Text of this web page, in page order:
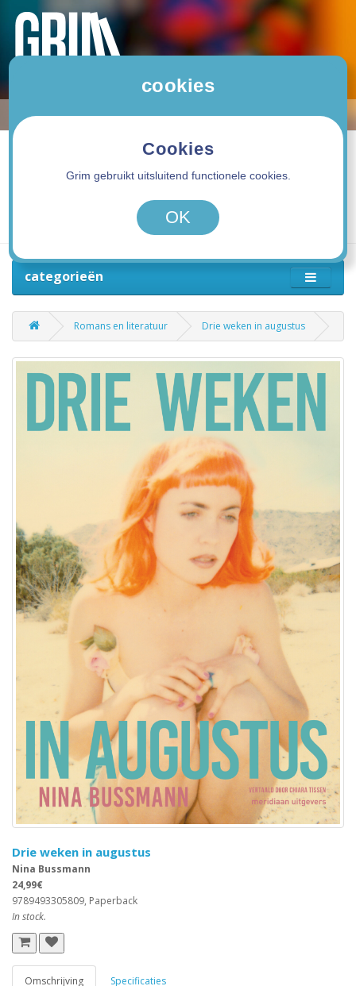
0 product(en) - 0,00€
categorieën
Romans en literatuur Drie weken in augustus
Drie weken in augustus
Nina Bussmann
24,99€
9789493305809, Paperback
In stock.
Omschrijving Specificaties
cookies
Cookies
Grim gebruikt uitsluitend functionele cookies.
OK